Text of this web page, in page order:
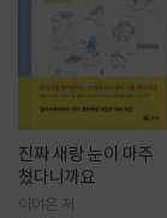
진짜 새랑 눈이 마주
쳤다니까요
이이은 저